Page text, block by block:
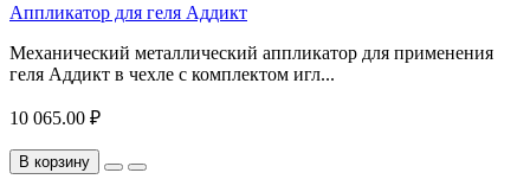
Аппликатор для геля Аддикт
Механический металлический аппликатор для применения
геля Аддикт в чехле с комплектом игл...
10 065.00 ₽
В корзину